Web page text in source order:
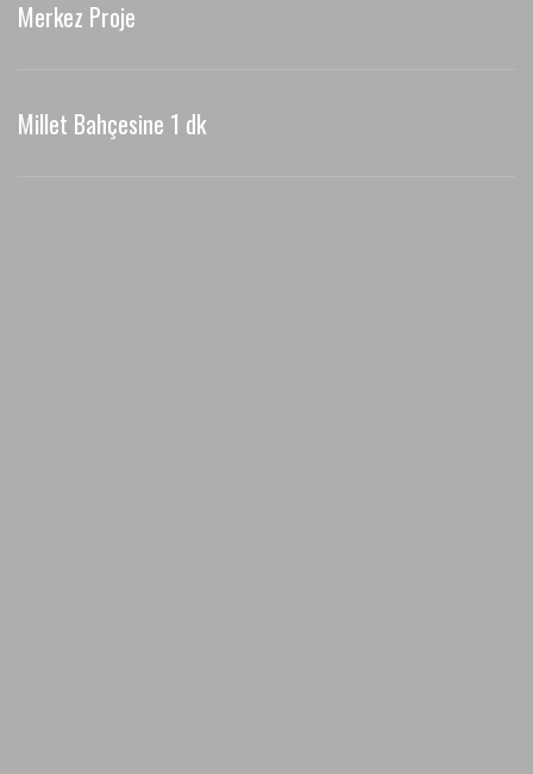
Merkez Proje
Millet Bahçesine 1 dk